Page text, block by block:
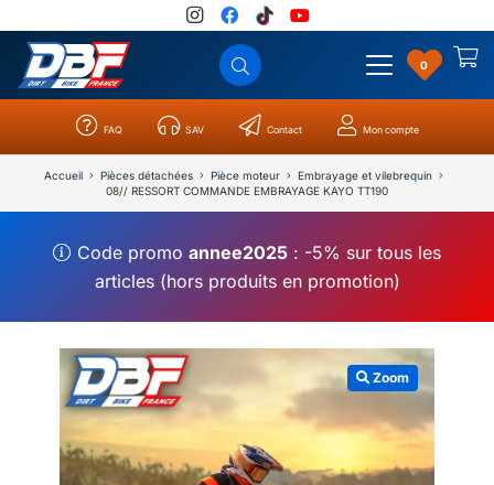
0
FAQ SAV Contact Mon compte
Accueil Pièces détachées Pièce moteur
Embrayage et vilebrequin
08// RESSORT COMMANDE EMBRAYAGE KAYO TT190
Code promoannee2025 : -5% sur tous les
articles (hors produits en promotion)
Zoom
Catégories Résultats